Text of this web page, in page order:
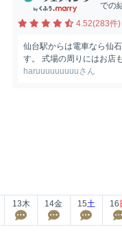
での
4.52(283件)
仙台駅からは電車なら仙
す。 式場の周りにはお店
haruuuuuuuuuさん
13木 14金 15土 16